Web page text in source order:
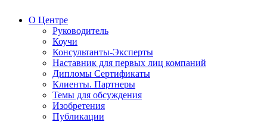
О Центре
Руководитель
Коучи
Консультанты-Эксперты
Наставник для первых лиц компаний
Дипломы Сертификаты
Клиенты. Партнеры
Темы для обсуждения
Изобретения
Публикации